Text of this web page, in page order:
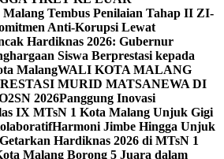
Tembus Penilaian Tahap II ZI-
Anti-Korupsi Lewat
Hardiknas 2026: Gubernur
Siswa Berprestasi kepada
MalangWALI KOTA MALANG
MURID MATSANEWA DI
2026Panggung Inovasi
IX MTsN 1 Kota Malang Unjuk Gigi
Harmoni Jimbe Hingga Unjuk
Hardiknas 2026 di MTsN 1
Malang Borong 5 Juara dalam